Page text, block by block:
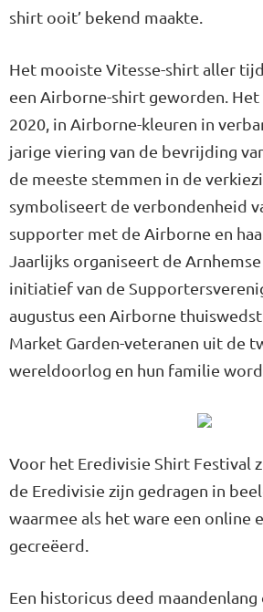
shirt ooit’ bekend maakte.
Het mooiste Vitesse-shirt aller
een Airborne-shirt geworden.
2020, in Airborne-kleuren in
jarige viering van de bevrijding
de meeste stemmen in de
symboliseert de verbondenheid
supporter met de Airborne en
Jaarlijks organiseert de
initiatief van de
augustus een Airborne
Market Garden-veteranen uit de
wereldoorlog en hun familie
Voor het Eredivisie Shirt Festival
de Eredivisie zijn gedragen in
waarmee als het ware een online
gecreëerd.
Een historicus deed